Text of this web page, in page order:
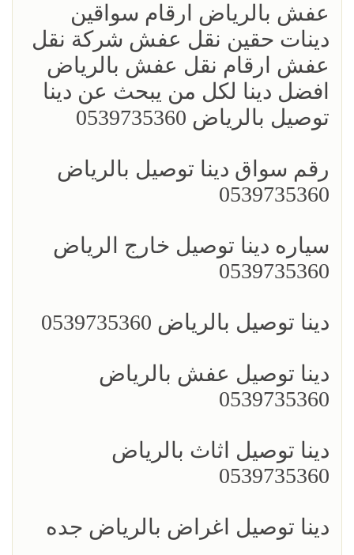
عفش بالرياض ارقام سواقين
دينات حقين نقل عفش شركة نقل
عفش ارقام نقل عفش بالرياض
افضل دينا لكل من يبحث عن دينا
توصيل بالرياض 0539735360
رقم سواق دينا توصيل بالرياض
0539735360
سياره دينا توصيل خارج الرياض
0539735360
دينا توصيل بالرياض 0539735360
دينا توصيل عفش بالرياض
0539735360
دينا توصيل اثاث بالرياض
0539735360
دينا توصيل اغراض بالرياض جده